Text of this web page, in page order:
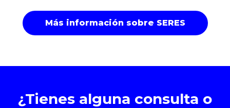
Más información sobre SERES
¿Tienes alguna consulta o